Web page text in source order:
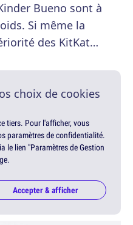
Bueno sont à
Si même la
des KitKat…
choix de cookies
tiers. Pour l'afficher, vous
paramètres de confidentialité.
le lien "Paramètres de Gestion
Accepter & afficher